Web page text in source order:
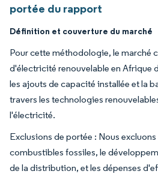
portée du rapport
Définition et couverture du marché
Pour cette méthodologie, le marché
d'électricité renouvelable en Afrique
les ajouts de capacité installée et la
travers les technologies
l'électricité.
Exclusions de portée : Nous
combustibles fossiles, le
de la distribution, et les dépenses